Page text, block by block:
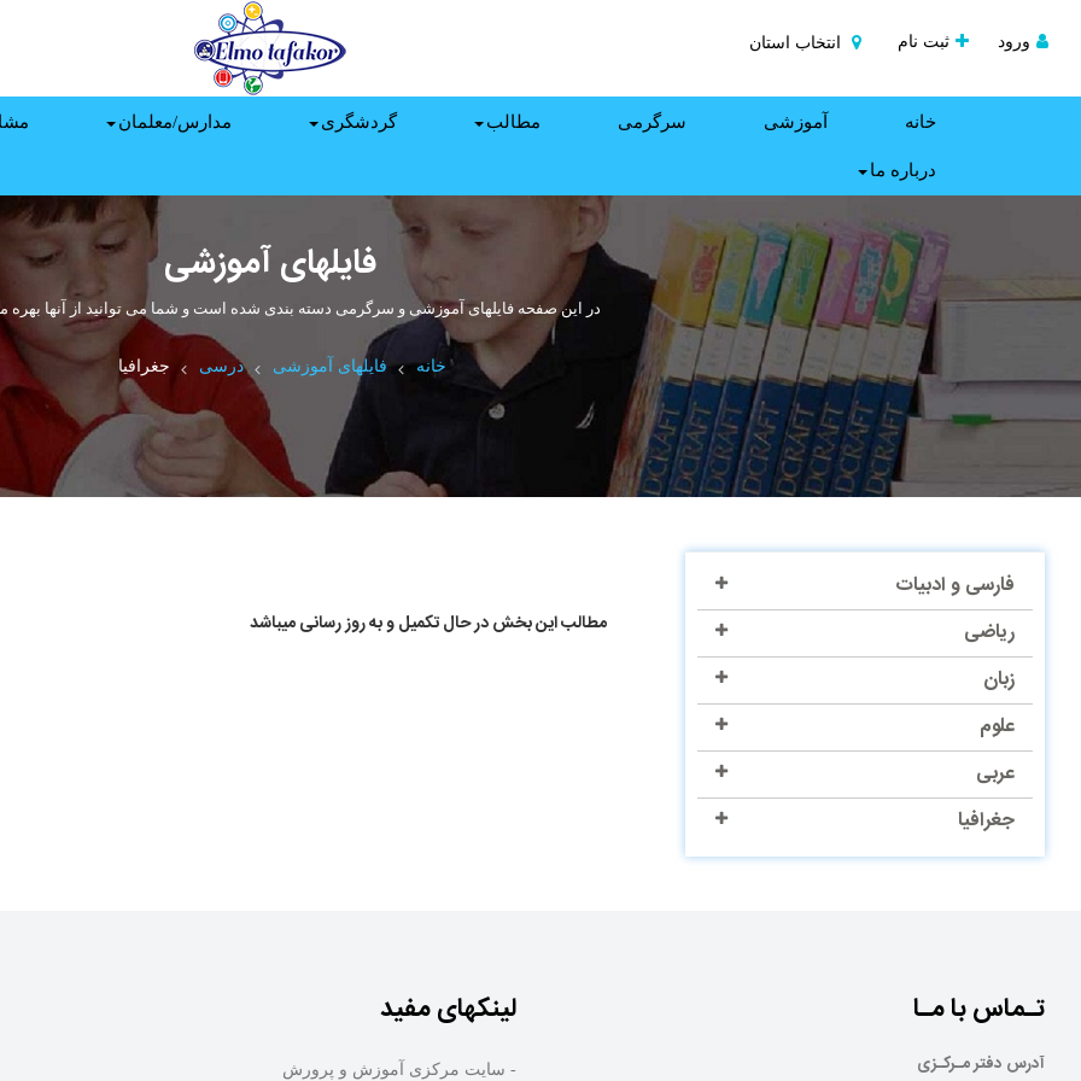
ورود ثبت نام انتخاب استان
خانه آموزشی سرگرمی مطالب گردشگری مدارس/معلمان
درباره ما
فایلهای آموزشی
در این صفحه فایلهای آموزشی و سرگرمی دسته بندی شده است و شما می توانید از آنها بهره
خانه فایلهای آموزشی درسی جغرافیا
فارسی و ادبیات
ریاضی
زبان
علوم
عربی
جغرافیا
مطالب این بخش در حال تکمیل و به روز رسانی میباشد
لینکهای مفید
- سایت مرکزی آموزش و پرورش
تـماس با مـا
آدرس دفتر مـرکـزی